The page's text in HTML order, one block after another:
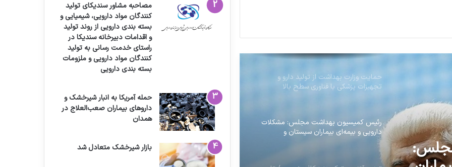
حمایت وزارت بهداشت از تولید دارو و
رئیس کمیسیون بهداشت مجلس: مشکلات
دارویی و بیمه‌ای بیماران سیستان و
توزیع آنتی‌بیوتیک هنوز کافی نیست / تامین
اجتماعی فقط مطالبات یک ماه داروخانه‌ها را
مصاحبه مشاور سندیکای تولید
کنندگان مواد دارویی، شیمیایی و
بسته بندی دارویی از روند تولید
و اقدامات دبیرخانه سندیکا در
راستای خدمت رسانی به تولید
کنندگان مواد دارویی و ملزومات
بسته بندی دارویی
حمله آمریکا به انبار شیرخشک و
داروهای بیماران صعب‌العلاج در
همدان
بازار شیرخشک متعادل شد